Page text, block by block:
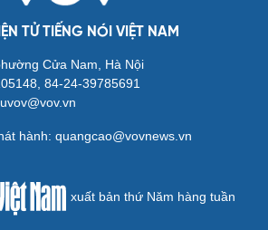
TỬ TIẾNG NÓI VIỆT NAM
Cửa Nam, Hà Nội
84-24-39785691
hành: quangcao@vovnews.vn
xuất bản thứ Năm hàng tuần